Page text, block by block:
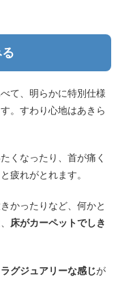
て、明らかに特別仕様
。すわり心地はあきら
くなったり、首が痛く
疲れがとれます。
かったりなど、何かと
床がカーペットでしき
グジュアリーな感じが